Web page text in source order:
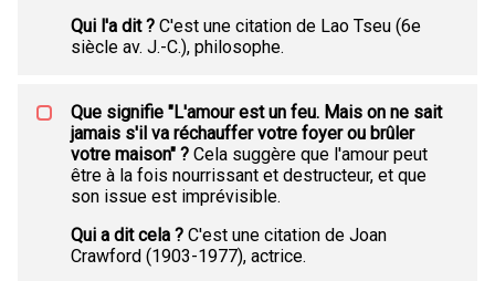
Qui l'a dit ? C'est une citation de Lao Tseu (6e
siècle av. J.-C.), philosophe.
Que signifie "L'amour est un feu. Mais on ne sait
jamais s'il va réchauffer votre foyer ou brûler
votre maison" ? Cela suggère que l'amour peut
être à la fois nourrissant et destructeur, et que
son issue est imprévisible.
Qui a dit cela ? C'est une citation de Joan
Crawford (1903-1977), actrice.